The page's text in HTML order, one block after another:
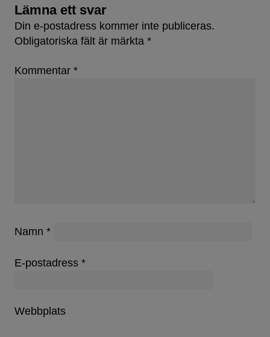
Lämna ett svar
Din e-postadress kommer inte publiceras.
Obligatoriska fält är märkta *
Kommentar *
Namn *
E-postadress *
Webbplats